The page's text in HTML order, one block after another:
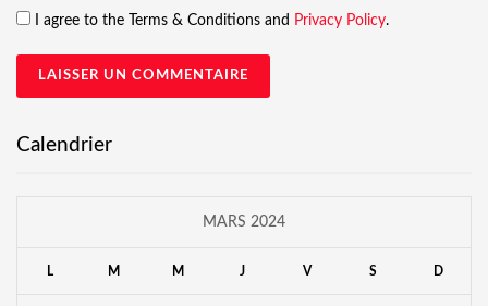
I agree to the Terms & Conditions and Privacy Policy.
Calendrier
MARS 2024
L M M J V S D